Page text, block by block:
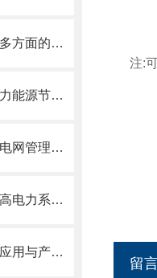
使用能耗计量分析系统具有多方面的重要意义
环保用电监控仪表用科技助力能源节约与环境保护
电力物联网仪表能实现智能电网管理和能源优化
使用电力物联网仪表可以提高电力系统的运营效率和管理水平
变电站无线测温技术的实际应用与产品选型
注:
留